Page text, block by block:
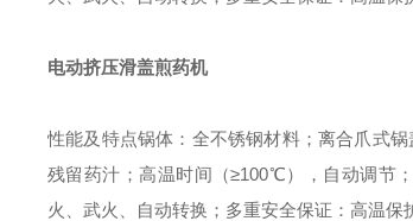
电动挤压滑盖煎药机
性能及特点锅体：全不锈钢材料； 离合爪式
残留药汁； 高温时间（≥100℃），自动调节；
火、武火、自动转换； 多重安全保证：高温保